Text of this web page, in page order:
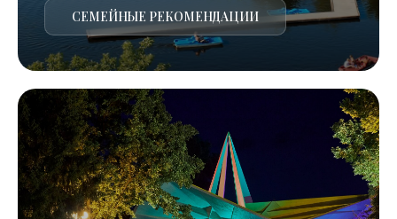
СЕМЕЙНЫЕ РЕКОМЕНДАЦИИ